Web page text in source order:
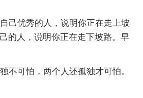
己优秀的人，说明你正在走上坡
的人，说明你正在走下坡路。早
不可怕，两个人还孤独才可怕。